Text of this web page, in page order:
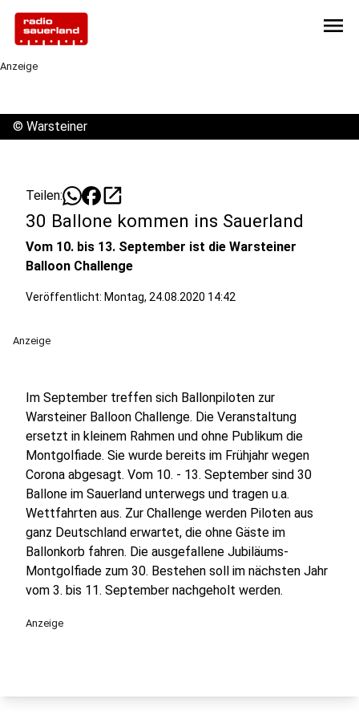
menu
Anzeige
© Warsteiner
Teilen: open_in_new
30 Ballone kommen ins Sauerland
Vom 10. bis 13. September ist die Warsteiner
Balloon Challenge
Veröffentlicht: Montag, 24.08.2020 14:42
Anzeige
Im September treffen sich Ballonpiloten zur
Warsteiner Balloon Challenge. Die Veranstaltung
ersetzt in kleinem Rahmen und ohne Publikum die
Montgolfiade. Sie wurde bereits im Frühjahr wegen
Corona abgesagt. Vom 10. - 13. September sind 30
Ballone im Sauerland unterwegs und tragen u.a.
Wettfahrten aus. Zur Challenge werden Piloten aus
ganz Deutschland erwartet, die ohne Gäste im
Ballonkorb fahren. Die ausgefallene Jubiläums-
Montgolfiade zum 30. Bestehen soll im nächsten Jahr
vom 3. bis 11. September nachgeholt werden.
Anzeige